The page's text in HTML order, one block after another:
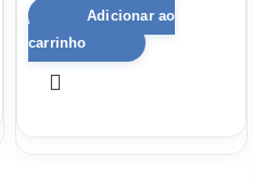
Adicionar ao
carrinho